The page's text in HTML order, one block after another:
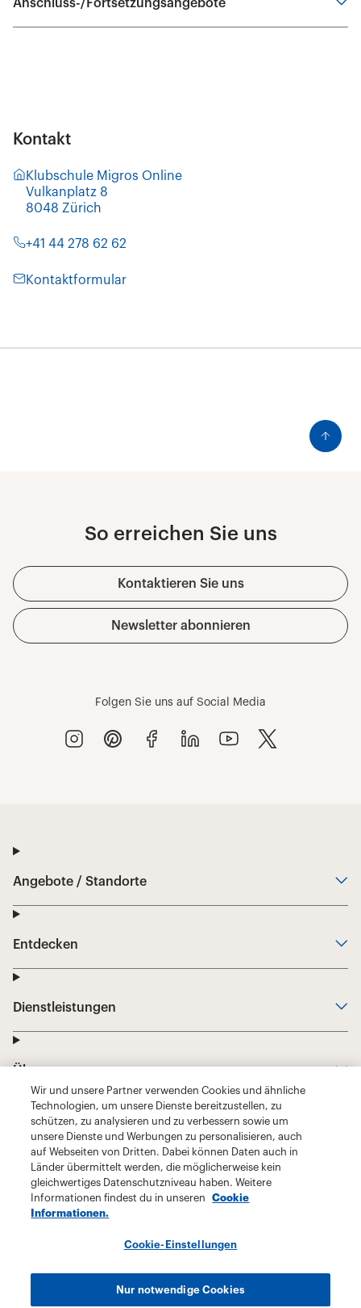
Wir und unsere Partner verwenden Cookies und ähnliche
Technologien, um unsere Dienste bereitzustellen, zu
schützen, zu analysieren und zu verbessern sowie um
unsere Dienste und Werbungen zu personalisieren, auch
auf Webseiten von Dritten. Dabei können Daten auch in
Länder übermittelt werden, die möglicherweise kein
gleichwertiges Datenschutzniveau haben. Weitere
Informationen findest du in unseren
Cookie
Informationen.
Cookie-Einstellungen
Nur notwendige Cookies